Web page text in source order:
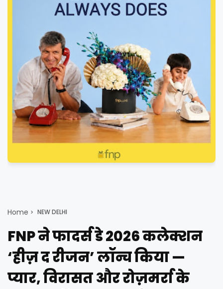
Home NEW DELHI
FNP ने फादर्स डे 2026 कलेक्शन
‘हीज़ द रीजन’ लॉन्च किया —
प्यार, विरासत और रोज़मर्रा के